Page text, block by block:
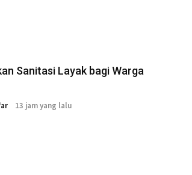
Sanitasi Layak bagi Warga
13 jam yang lalu